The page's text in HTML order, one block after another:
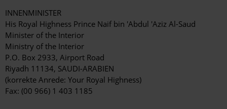
INNENMINISTER
His Royal Highness Prince Naif bin 'Abdul 'Aziz Al-Saud
Minister of the Interior
Ministry of the Interior
P.O. Box 2933, Airport Road
Riyadh 11134, SAUDI-ARABIEN
(korrekte Anrede: Your Royal Highness)
Fax: (00 966) 1 403 1185